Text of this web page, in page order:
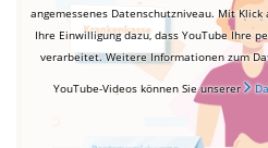
angemessenes Datenschutzniveau. Mit
Ihre Einwilligung dazu, dass YouTube Ihre
verarbeitet. Weitere Informationen zum
YouTube-Videos können Sie unserer